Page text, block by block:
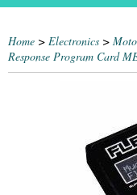
Home > Electronics >
Response Program Card